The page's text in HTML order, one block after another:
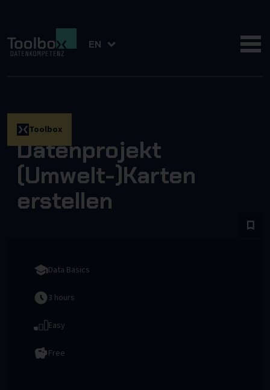
EN
Toolbox
Datenprojekt
(Umwelt-)Karten
erstellen
Data Basics
3 hours
Easy
Free